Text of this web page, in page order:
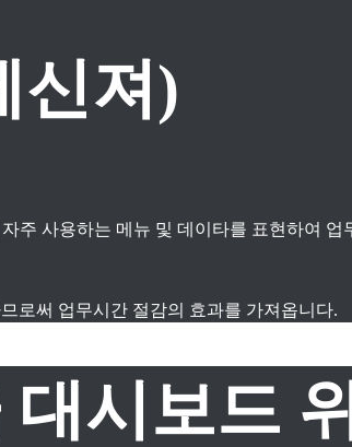
신져)
주 사용하는 메뉴 및 데이타를 표현하여
로써 업무시간 절감의 효과를 가져옵니다.
대시보드